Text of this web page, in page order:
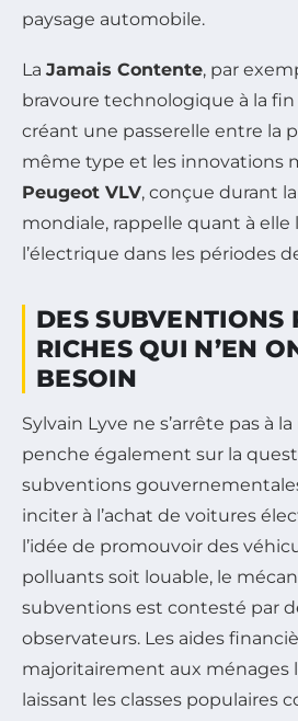
paysage automobile.
La Jamais Contente, par
bravoure technologique à la fin
créant une passerelle entre la
même type et les innovations
Peugeot VLV, conçue durant
mondiale, rappelle quant à elle
l’électrique dans les périodes
DES SUBVENTIONS
RICHES QUI N’EN
BESOIN
Sylvain Lyve ne s’arrête pas à
penche également sur la
subventions
inciter à l’achat de voitures
l’idée de promouvoir des
polluants soit louable, le
subventions est contesté par
observateurs. Les aides
majoritairement aux ménages
laissant les classes populaires